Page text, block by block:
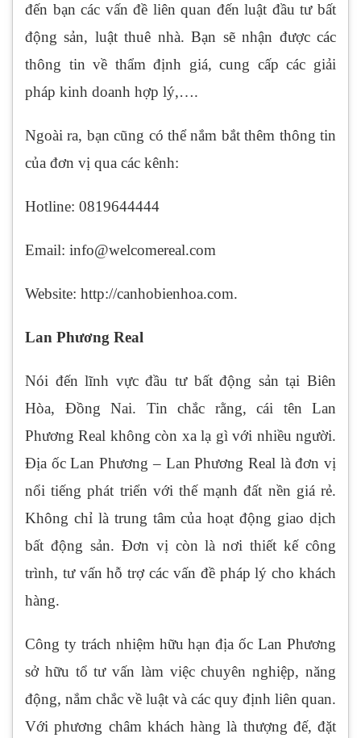
đến bạn các vấn đề liên quan đến luật đầu tư bất
động sản, luật thuê nhà. Bạn sẽ nhận được các
thông tin về thẩm định giá, cung cấp các giải
pháp kinh doanh hợp lý,….
Ngoài ra, bạn cũng có thể nắm bắt thêm thông tin
của đơn vị qua các kênh:
Hotline: 0819644444
Email: info@welcomereal.com
Website: http://canhobienhoa.com.
Lan Phương Real
Nói đến lĩnh vực đầu tư bất động sản tại Biên
Hòa, Đồng Nai. Tin chắc rằng, cái tên Lan
Phương Real không còn xa lạ gì với nhiều người.
Địa ốc Lan Phương – Lan Phương Real là đơn vị
nổi tiếng phát triển với thế mạnh đất nền giá rẻ.
Không chỉ là trung tâm của hoạt động giao dịch
bất động sản. Đơn vị còn là nơi thiết kế công
trình, tư vấn hỗ trợ các vấn đề pháp lý cho khách
hàng.
Công ty trách nhiệm hữu hạn địa ốc Lan Phương
sở hữu tổ tư vấn làm việc chuyên nghiệp, năng
động, nắm chắc về luật và các quy định liên quan.
Với phương châm khách hàng là thượng đế, đặt